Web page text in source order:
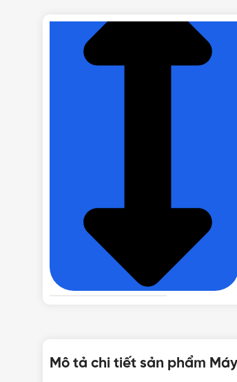
Thông số kỹ thuật của
CHẤT LIỆU KHUNG ĐỠ
RUỘT BÌNH BẢO ÔN
Mô tả chi tiết sản phẩm